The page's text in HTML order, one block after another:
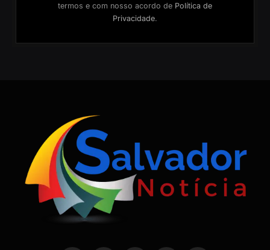
termos e com nosso acordo de Política de
Privacidade.